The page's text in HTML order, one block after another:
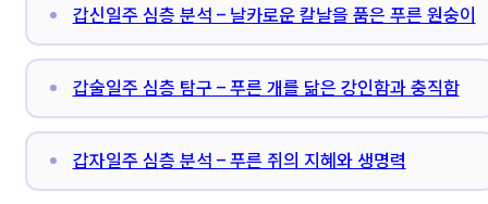
갑신일주 심층 분석 – 날카로운 칼날을 품은 푸른 원숭이
갑술일주 심층 탐구 – 푸른 개를 닮은 강인함과 충직함
갑자일주 심층 분석 – 푸른 쥐의 지혜와 생명력